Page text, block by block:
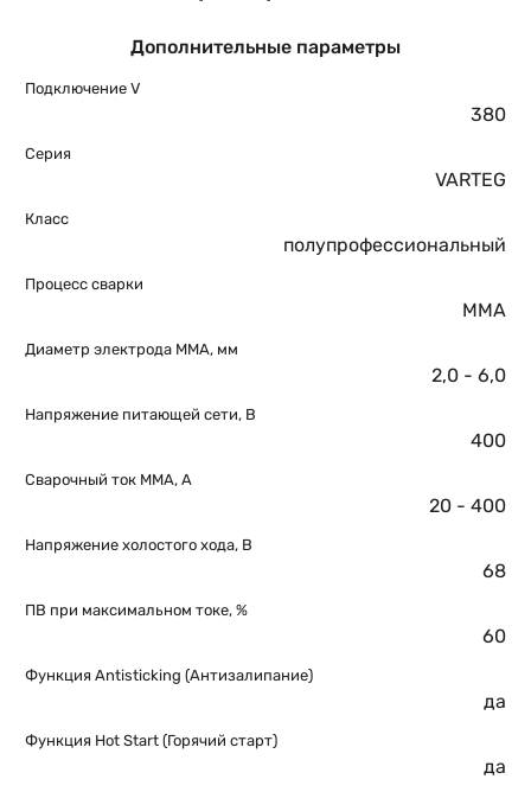
Дополнительные параметры
Подключение V
380
Серия
VARTEG
Класс
полупрофессиональный
Процесс сварки
MMA
Диаметр электрода MMA, мм
2,0 - 6,0
Напряжение питающей сети, В
400
Сварочный ток MMA, А
20 - 400
Напряжение холостого хода, В
68
ПВ при максимальном токе, %
60
Функция Antisticking (Антизалипание)
да
Функция Hot Start (Горячий старт)
да